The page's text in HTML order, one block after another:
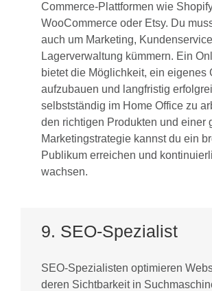
Commerce-Plattformen wie
WooCommerce oder Etsy. Du
auch um Marketing,
Lagerverwaltung kümmern. Ein
bietet die Möglichkeit, ein eigenes
aufzubauen und langfristig
selbstständig im Home Office zu
den richtigen Produkten und einer
Marketingstrategie kannst du ein
Publikum erreichen und
wachsen.
9. SEO-Spezialist
SEO-Spezialisten optimieren
deren Sichtbarkeit in